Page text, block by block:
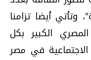
أيضا تزامنا
الكبير بكل
الاجتماعية في مصر